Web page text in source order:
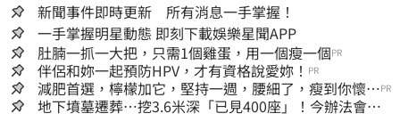
新聞事件即時更新 所有消息一手掌握！
一手掌握明星動態 即刻下載娛樂星聞APP
肚腩一抓一大把，只需1個雞蛋，用一個瘦一個PR
伴侶和妳一起預防HPV，才有資格說愛妳！ PR
減肥首選，檸檬加它，堅持一週，腰細了，瘦到你懷疑
人生
PR
地下墳墓遷葬…挖3.6米深「已見400座」！今辦法會安